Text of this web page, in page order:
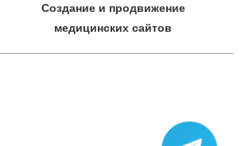
Создание и продвижение
медицинских сайтов